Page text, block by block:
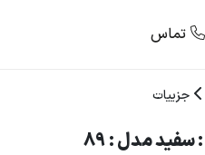
تماس
جزییات